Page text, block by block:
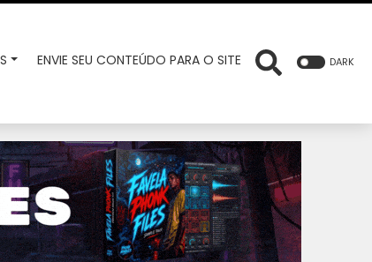
ENVIE SEU CONTEÚDO PARA O SITE DARK